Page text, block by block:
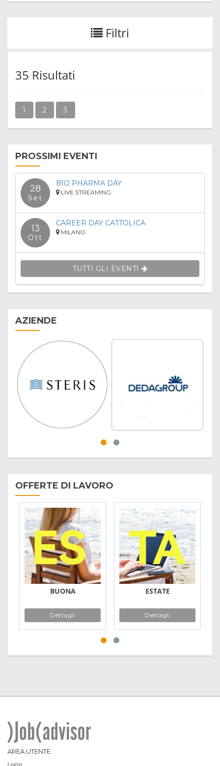
Filtri
35 Risultati
1 2 3
PROSSIMI EVENTI
28
Set
BIO PHARMA DAY
LIVE STREAMING
13
Ott
CAREER DAY CATTOLICA
MILANO
TUTTI GLI EVENTI
AZIENDE
OFFERTE DI LAVORO
BUONA
Dettagli
ESTATE
Dettagli
AREA UTENTE
Login